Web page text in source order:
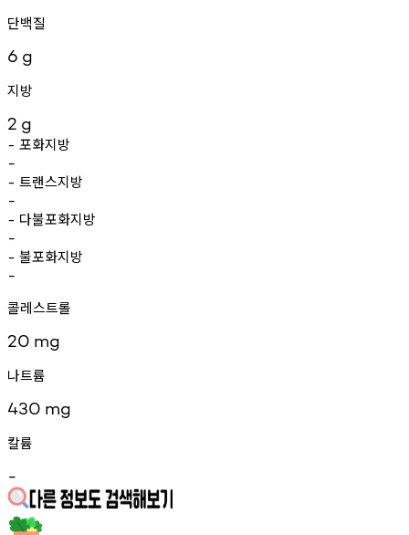
단백질
6 g
지방
2 g
- 포화지방
-
- 트랜스지방
-
- 다불포화지방
-
- 불포화지방
-
콜레스트롤
20 mg
나트륨
430 mg
칼륨
-